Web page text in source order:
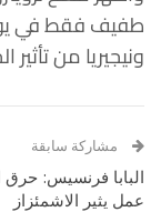
طفيف فقط في
ونيجيريا من
مشاركة سابقة
البابا فرنسيس:
عمل يثير الاشمئزاز